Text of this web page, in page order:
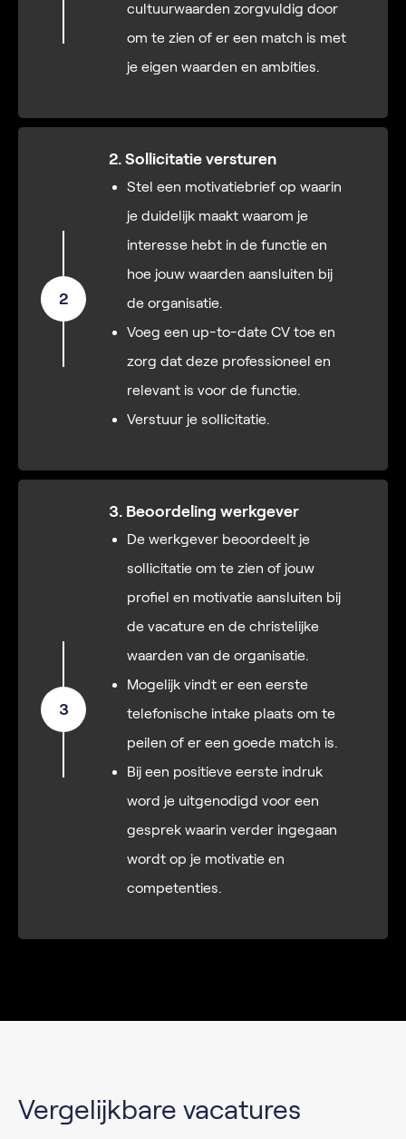
cultuurwaarden zorgvuldig door
om te zien of er een match is met
je eigen waarden en ambities.
2
2. Sollicitatie versturen
Stel een motivatiebrief op waarin
je duidelijk maakt waarom je
interesse hebt in de functie en
hoe jouw waarden aansluiten bij
de organisatie.
Voeg een up-to-date CV toe en
zorg dat deze professioneel en
relevant is voor de functie.
Verstuur je sollicitatie.
3
3. Beoordeling werkgever
De werkgever beoordeelt je
sollicitatie om te zien of jouw
profiel en motivatie aansluiten bij
de vacature en de christelijke
waarden van de organisatie.
Mogelijk vindt er een eerste
telefonische intake plaats om te
peilen of er een goede match is.
Bij een positieve eerste indruk
word je uitgenodigd voor een
gesprek waarin verder ingegaan
wordt op je motivatie en
competenties.
Vergelijkbare vacatures